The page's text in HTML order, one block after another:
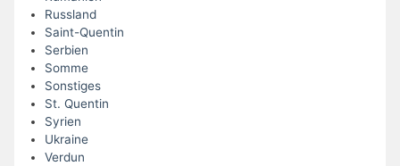
Russland
Saint-Quentin
Serbien
Somme
Sonstiges
St. Quentin
Syrien
Ukraine
Verdun